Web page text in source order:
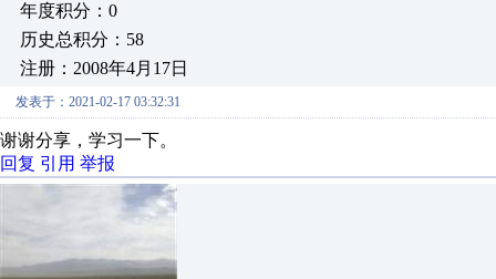
年度积分：0
历史总积分：58
注册：2008年4月17日
发表于：2021-02-17 03:32:31
谢谢分享，学习一下。
回复 引用 举报